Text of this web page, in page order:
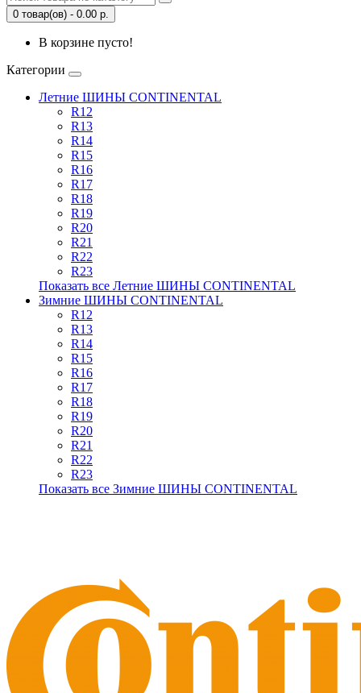
0 товар(ов) - 0.00 р.
В корзине пусто!
Категории
Летние ШИНЫ CONTINENTAL
R12
R13
R14
R15
R16
R17
R18
R19
R20
R21
R22
R23
Показать все Летние ШИНЫ CONTINENTAL
Зимние ШИНЫ CONTINENTAL
R12
R13
R14
R15
R16
R17
R18
R19
R20
R21
R22
R23
Показать все Зимние ШИНЫ CONTINENTAL